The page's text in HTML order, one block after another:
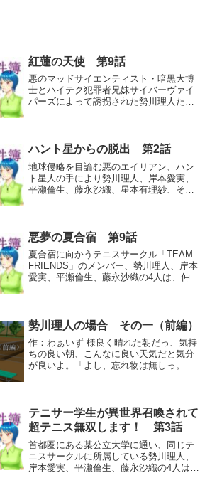
紅蓮の天使 第9話
悪のマッドサイエンティスト・暗黒大博
士とハイテク犯罪者兄妹サイバーヴァイ
パーズによって誘拐された勢川理人たち
ルタワーへと乗り込み、ま...
ハント星からの脱出 第2話
地球侵略を目論む悪のエイリアン、ハン
ト星人の手により勢川理人、岸本愛実、
平瀬倫生、藤永沙織、星本有理紗、そし
出し、無事に地球へと生...
悪夢の夏合宿 第9話
夏合宿に向かうテニスサークル「TEAM
FRIENDS」のメンバー、勢川理人、岸本
愛実、平瀬倫生、藤永沙織の4人は、仲の
犯によるキャ...
勢川理人の場合 その一（前編）
作：わぁいず 様良く晴れた朝だっ、気持
ちの良い朝、こんなに良い天気だと気分
が良いよ。「よし、忘れ物は無しっ。え
ポーツバックと、テニス...
テニサー学生が異世界召喚されて
超テニス無双します！ 第3話
首都圏にある某公立大学に通い、同じテ
ニスサークルに所属している勢川理人、
岸本愛実、平瀬倫生、藤永沙織の4人は、